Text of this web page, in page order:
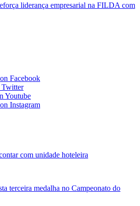
liderança empresarial na FILDA com
Facebook
Twitter
Youtube
Instagram
com unidade hoteleira
terceira medalha no Campeonato do